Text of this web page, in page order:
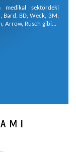
medikal sektördeki
Bard, BD, Weck, 3M,
Arrow, Rüsch gibi...